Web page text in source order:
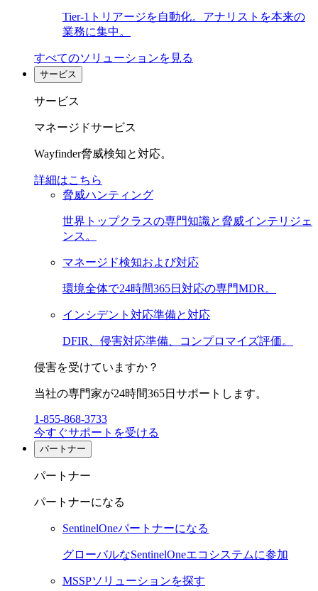
Tier-1トリアージを自動化。アナリストを本来の
業務に集中。
すべてのソリューションを見る
サービス
サービス
マネージドサービス
Wayfinder脅威検知と対応。
詳細はこちら
脅威ハンティング
世界トップクラスの専門知識と脅威インテリジェ
ンス。
マネージド検知および対応
環境全体で24時間365日対応の専門MDR。
インシデント対応準備と対応
DFIR、侵害対応準備、コンプロマイズ評価。
侵害を受けていますか？
当社の専門家が24時間365日サポートします。
1-855-868-3733
今すぐサポートを受ける
パートナー
パートナー
パートナーになる
SentinelOneパートナーになる
グローバルなSentinelOneエコシステムに参加
MSSPソリューションを探す